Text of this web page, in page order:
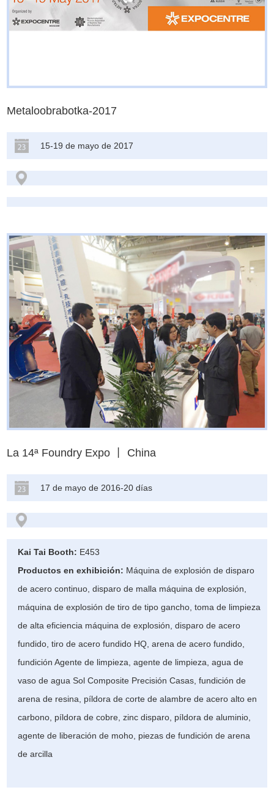
Metaloobrabotka-2017
15-19 de mayo de 2017
La 14ª Foundry Expo 丨 China
17 de mayo de 2016-20 días
Kai Tai Booth: E453
Productos en exhibición: Máquina de explosión de disparo
de acero continuo, disparo de malla máquina de explosión,
máquina de explosión de tiro de tipo gancho, toma de limpieza
de alta eficiencia máquina de explosión, disparo de acero
fundido, tiro de acero fundido HQ, arena de acero fundido,
fundición Agente de limpieza, agente de limpieza, agua de
vaso de agua Sol Composite Precisión Casas, fundición de
arena de resina, píldora de corte de alambre de acero alto en
carbono, píldora de cobre, zinc disparo, píldora de aluminio,
agente de liberación de moho, piezas de fundición de arena
de arcilla